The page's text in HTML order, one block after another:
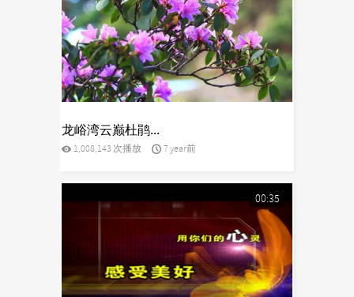
龙峪湾云巅杜鹃...
1,008,143 次播放 7 year前
00:35